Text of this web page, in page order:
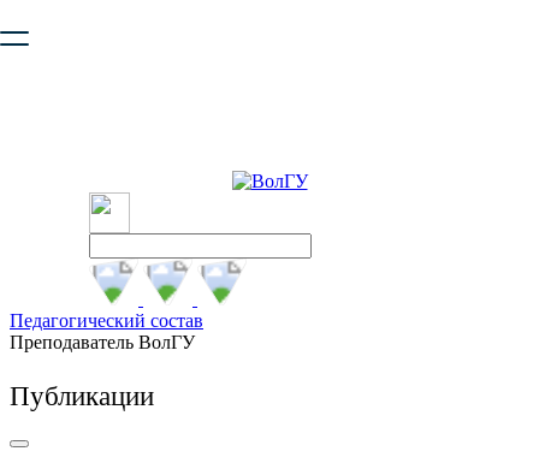
безопасную работу с сайтом. Пожалуйста
Педагогический состав
Преподаватель ВолГУ
Публикации